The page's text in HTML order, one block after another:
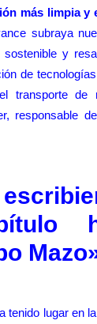
más limpia y
subraya
y
de
transporte de
responsable
tenido lugar en